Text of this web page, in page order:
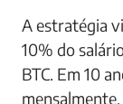
A estratégia
10% do
BTC. Em 10